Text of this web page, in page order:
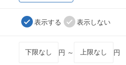
表示する 表示しない
円 ～ 円